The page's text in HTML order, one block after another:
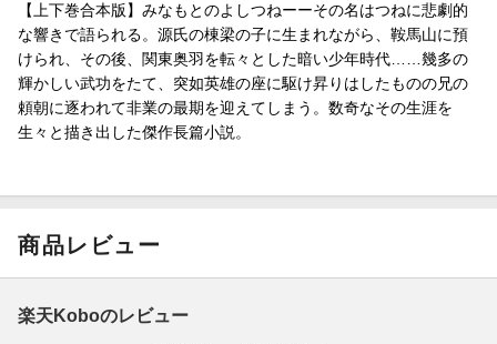
【上下巻合本版】みなもとのよしつねーーその名はつねに悲劇的
な響きで語られる。源氏の棟梁の子に生まれながら、鞍馬山に預
けられ、その後、関東奥羽を転々とした暗い少年時代……幾多の
輝かしい武功をたて、突如英雄の座に駆け昇りはしたものの兄の
頼朝に逐われて非業の最期を迎えてしまう。数奇なその生涯を
生々と描き出した傑作長篇小説。
商品レビュー
楽天Koboのレビュー